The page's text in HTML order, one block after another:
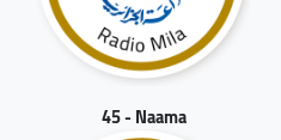
45 - Naama